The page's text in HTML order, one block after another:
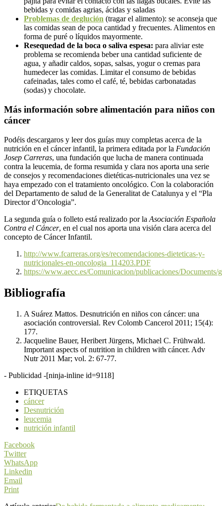
bebidas y comidas agrias, ácidas y saladas
Problemas de deglución (tragar el alimento): se aconseja que
las comidas sean de poca cantidad y frecuentes. Alimentos en
forma de puré o líquidos mayormente.
Resequedad de la boca o saliva espesa: para aliviar este
problema se recomienda beber una cantidad suficiente de
agua, y añadir caldos, sopas, salsas, yogur o cremas para
humedecer las comidas. Limitar el consumo de bebidas
cafeinadas, tales como el café, té, bebidas carbonatadas
(sodas) y chocolate.
Más información sobre alimentación para niños con
cáncer
Podéis descargaros y leer dos guías muy completas acerca de la
nutrición en el cáncer infantil, la primera editada por la Fundación
Josep Carreras, una fundación que lucha de manera continuada
contra la leucemia, de forma resumida y clara nos aporta una serie
de consejos y recomendaciones dietéticas-nutricionales una vez se
haya empezado con el tratamiento oncológico. Con la colaboración
del Departamento de salud de la Generalitat de Catalunya y el “Pla
Director d’Oncologia”.
La segunda guía o folleto está realizado por la Asociación Española
Contra el Cáncer, en el cual nos aporta una visión clara acerca del
concepto de Cáncer Infantil.
http://www.fcarreras.org/es/recomendaciones-dieteticas-y-
nutricionales-en-oncologia_114203.PDF
https://www.aecc.es/Comunicacion/publicaciones/Documents/
Bibliografía
A Suárez Mattos. Desnutrición en niños con cáncer: una
asociación controversial. Rev Colomb Cancerol 2011; 15(4):
177.
Jacqueline Bauer, Heribert Jürgens, Michael C. Frühwald.
Important aspects of nutrition in children with cáncer. Adv
Nutr 2011 Mar; vol. 2: 67-77.
- Publicidad -[ninja-inline id=9118]
ETIQUETAS
cáncer
Desnutrición
leucemia
nutrición infantil
Facebook
Twitter
WhatsApp
Linkedin
Email
Print